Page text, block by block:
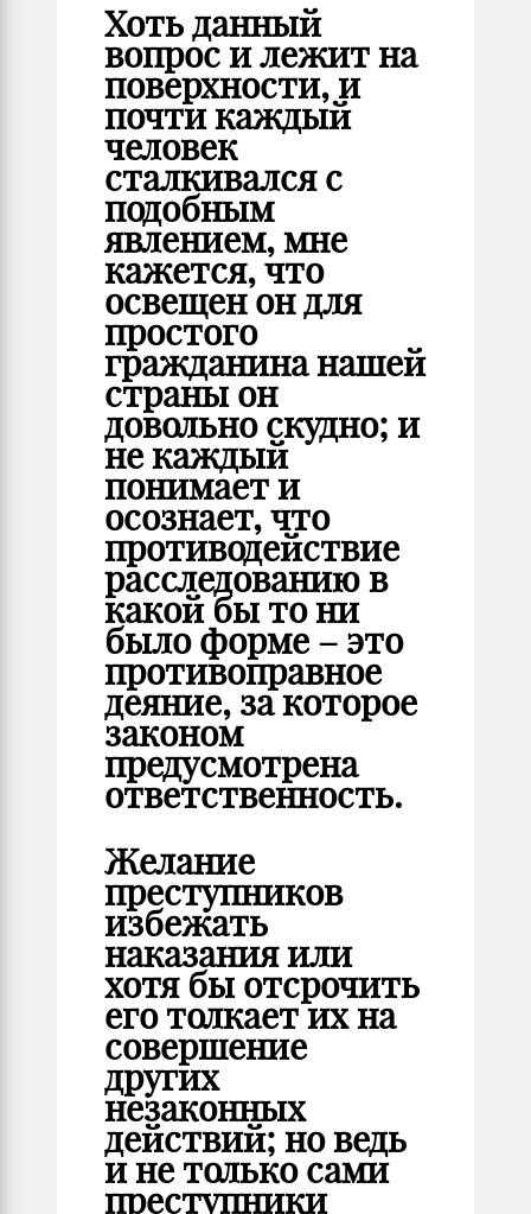
Хоть данный
вопрос и лежит на
поверхности, и
почти каждый
человек
сталкивался с
подобным
явлением, мне
кажется, что
освещен он для
простого
гражданина нашей
страны он
довольно скудно; и
не каждый
понимает и
осознает, что
противодействие
расследованию в
какой бы то ни
было форме – это
противоправное
деяние, за которое
законом
предусмотрена
ответственность.
Желание
преступников
избежать
наказания или
хотя бы отсрочить
его толкает их на
совершение
других
незаконных
действий; но ведь
и не только сами
преступники